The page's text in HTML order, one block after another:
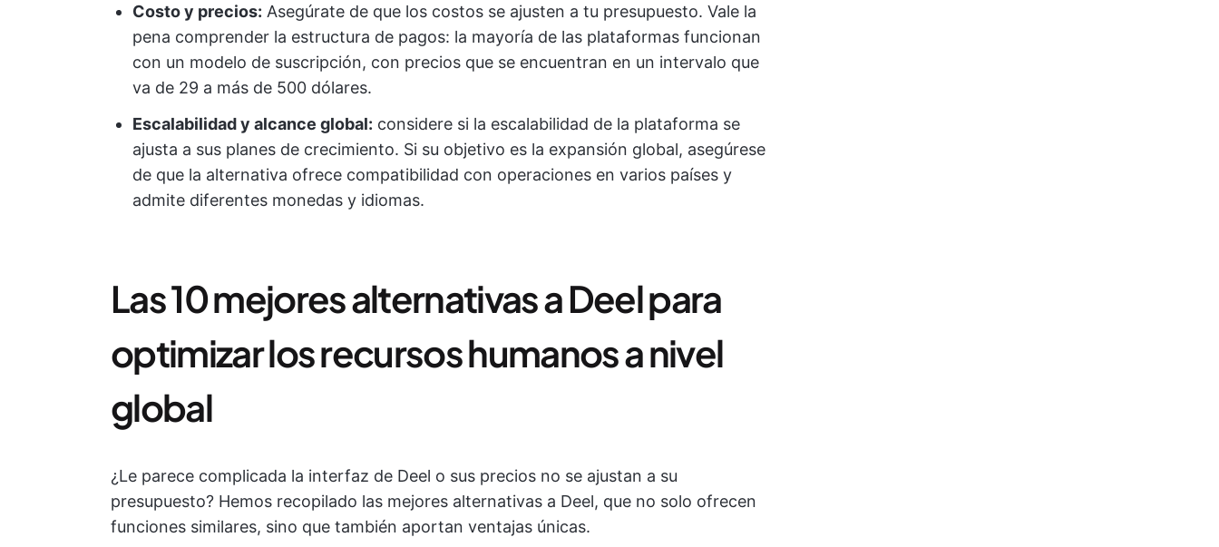
Costo y precios: Asegúrate de que los costos se ajusten a tu presupuesto. Vale la
pena comprender la estructura de pagos: la mayoría de las plataformas funcionan
con un modelo de suscripción, con precios que se encuentran en un intervalo que
va de 29 a más de 500 dólares.
Escalabilidad y alcance global: considere si la escalabilidad de la plataforma se
ajusta a sus planes de crecimiento. Si su objetivo es la expansión global, asegúrese
de que la alternativa ofrece compatibilidad con operaciones en varios países y
admite diferentes monedas y idiomas.
Las 10 mejores alternativas a Deel para
optimizar los recursos humanos a nivel
global
¿Le parece complicada la interfaz de Deel o sus precios no se ajustan a su
presupuesto? Hemos recopilado las mejores alternativas a Deel, que no solo ofrecen
funciones similares, sino que también aportan ventajas únicas.